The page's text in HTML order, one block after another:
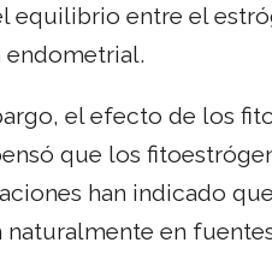
equilibrio entre el
endometrial.
el efecto de los
que los
han indicado
naturalmente en